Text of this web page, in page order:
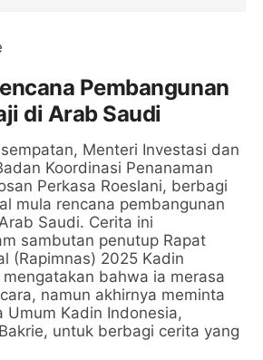
Pembangunan
di Arab Saudi
Menteri Investasi dan
Koordinasi Penanaman
Perkasa Roeslani, berbagi
mula rencana pembangunan
Saudi. Cerita ini
sambutan penutup Rapat
(Rapimnas) 2025 Kadin
mengatakan bahwa ia merasa
namun akhirnya meminta
Umum Kadin Indonesia,
untuk berbagi cerita yang